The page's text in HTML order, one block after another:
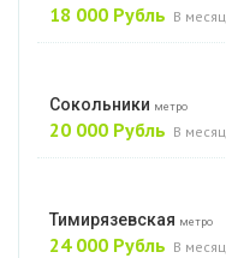
18 000 Рубль В месяц
Сокольники метро
20 000 Рубль В месяц
Тимирязевская метро
24 000 Рубль В месяц